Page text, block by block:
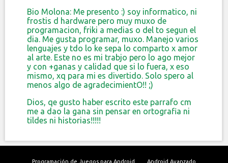
Bio Molona: Me presento :) soy informatico, ni
frostis d hardware pero muy muxo de
programacion, friki a medias o del to segun el
dia. Me gusta programar, muxo. Manejo varios
lenguajes y tdo lo ke sepa lo comparto x amor
al arte. Este no es mi trabjo pero lo ago mejor
y con +ganas y calidad que si lo fuera, x eso
mismo, xq para mi es divertido. Solo spero al
menos algo de agradecimientO!! ;)
Dios, qe gusto haber escrito este parrafo cm
me a dao la gana sin pensar en ortografia ni
tildes ni historias!!!!!
Programación de Juegos para Android
Android Avanzado